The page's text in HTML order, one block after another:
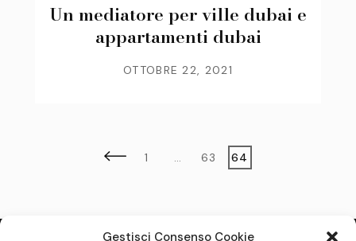
Gestisci Consenso Cookie
Un mediatore per ville dubai e
appartamenti dubai
OTTOBRE 22, 2021
Paginazione
Page
1 … Page
63 Page
64